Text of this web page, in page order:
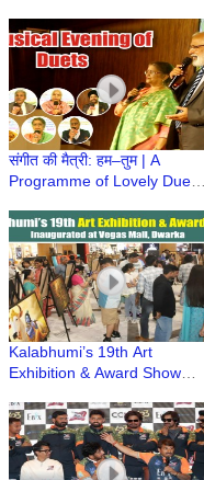
संगीत की मैत्री: हम–तुम | A
Programme of Lovely Duets
Kalabhumi’s 19th Art
Exhibition & Award Show
Dwarka